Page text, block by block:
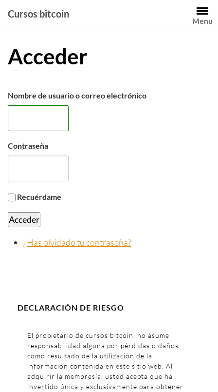
contenido
Cursos bitcoin
Menu
Acceder
Nombre de usuario o correo electrónico
Contraseña
Recuérdame
Acceder
¿Has olvidado tu contraseña?
DECLARACIÓN DE RIESGO
El propietario de cursos bitcoin, no asume
responsabilidad alguna por pérdidas o daños
como resultado de la utilización de la
información contenida en este sitio web. Al
adquirir la membresía, usted acepta que ha
invertido única y exclusivamente para obtener